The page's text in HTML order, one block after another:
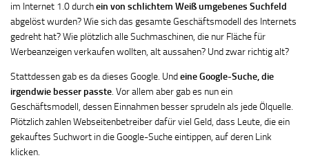
im Internet 1.0 durchein von schlichtem Weiß umgebenes Suchfeld
abgelöst wurden? Wie sich das gesamte Geschäftsmodell des Internets
gedreht hat? Wie plötzlich alle Suchmaschinen, die nur Fläche für
Werbeanzeigen verkaufen wollten, alt aussahen? Und zwar richtig alt?
Stattdessen gab es da dieses Google. Undeine Google-Suche, die
irgendwie besser passte. Vor allem aber gab es nun ein
Geschäftsmodell, dessen Einnahmen besser sprudeln als jede Ölquelle.
Plötzlich zahlen Webseitenbetreiber dafür viel Geld, dass Leute, die ein
gekauftes Suchwort in die Google-Suche eintippen, auf deren Link
klicken.